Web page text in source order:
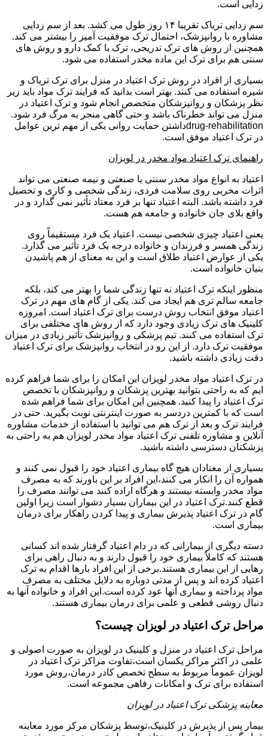
زدایی است.
سم زدایی تریاک تقریبا ۱۴ روز طول می کشد. بعد از سم زدایی
مشاوره با روانپزشک، احتمال ترک موفقیت آمیز را بیشتر می کند.
همچنین از روش های ترک تدریجی، ترک با کمک دارو و روش های
سنتی هم برای ترک این ماده مخدر استفاده می شود.
بسیاری از افراد در روش ترک اعتیاد در منزل برای ترک تریاک و
شیره استفاده می کنند. بهتر است بدانید که فرایند ترک مواد باید زیر
نظر پزشکان و روانپزشکان متخصص انجام شود و ترک اعتیاد در
منزل می تواند خطرناک باشد و حتی گاهی منجر به مرگ فرد شود.
drug-rehabilitationداشتن حمایت روانی یکی از مهم ترین عوامل
در ترک اعتیاد موفق است.
راهنمای ترک اعتیاد مواد مخدر در لویزان
اعتیاد به انواع مواد مخدر سنتی یا صنعتی و نیمه صنعتی می تواند
اثرات مخربی روی سلامت فردی، زندگی شخصی و کاری و تحصیل
فرد داشته باشد. البته اعتیاد تنها بر فرد معتاد تأثیر نمی گذارد و در
واقع بلای جان خانواده و جامعه هم هست.
یعنی اعتیاد چیزی شخصی نیست. اعتیاد یک فرد مستقیماً روی
زندگی همسر و فرزندان و خانواده درجه یک فرد تأثیر می گذارد.
یکی از عوارض اعتیاد طلاق است و این به معنای از هم پاشیدن
بنیان خانواده است.
منظور اینکه ترک اعتیاد نه تنها زندگی شما را بهتر می کند، بلکه
جامعه سالم تری هم ایجاد می کند. یکی از گام های مهم در ترک
اعتیاد موفق انتخاب روش درست برای ترک اعتیاد است. امروزه
کلینیک های ترک زیادی وجود دارد که از روش های مختلفی برای
ترک استفاده می کنند. تیم پزشکی و روانپزشک تأثیر زیادی در میزان
موفقیت ترک دارد. از این رو در انتخاب روانپزشک برای ترک اعتیاد
دقت زیادی داشته باشید.
در ترک اعتیاد مواد مخدر لویزان این امکان را برای شما فراهم کرده
ایم که به راحتی بتوانید بهترین پزشکان و روانپزشکان با تخصص
ترک اعتیاد را پیدا کنید. همچنین این امکان برای شما فراهم شده
است که با کمترین دردسر به صورت اینترنتی نوبت بگیرید. حتی در
فرایند ترک و بعد از ترک هم می توانید با استفاده از خدمات مشاوره
آنلاین و مشاوره تلفنی ترک اعتیاد مواد مخدر لویزان هم به راحتی به
پزشکتان دسترسی داشته باشید.
بسیاری از معتادان هیچ گاه بیماری اعتیاد خود را قبول نمی کنند و
همواره آن را انکار می کنند،این افراد بر این باورند که به مصرف
مواد مخدر وابسته نیستند و هرگاه اراده کنند می توانند مصرف را
قطع کنند.ترک اعتیاد در این بیماران بسیار دشوار است زیرا اولین
گام در ترک اعتیاد پذیرش بیماری و پیدا کردن راهکار برای درمان
بیماری است.
دسته دیگری از بیمارانی که در دام اعتیاد گرفتار شده اند کسانی
هستند که کاملاً بیماری خود را قبول دارند و به دنبال راهی برای
رهایی از این بیماری هستند.برخی از این افراد بارها اقدام به ترک
اعتیاد کرده اند و پس از مدتی دوباره به دلایل مختلف به مصرف
مواد پرداخته و بیماری آنها عود کرده است.این افراد و خانواده آنها به
دنبال روشی قطعی و علمی برای درمان بیماری هستند.
مراحل ترک اعتیاد در لویزان چیست؟
مراحل ترک اعتیاد در منزل و کلینیک در لویزان به صورت اصولی و
علمی در اکثر مراکز یکسان است،تفاوت مراکز ترک اعتیاد در
لویزان عموماً مربوط به سطح تخصص کادر درمان،روش مورد
استفاده برای ترک و امکانات رفاهی مجموعه است.
معاینه پزشکی ترک اعتیاد در لویزان
بیمار پس از پذیرش در کلینیک،توسط پزشکان مرکز مورد معاینه